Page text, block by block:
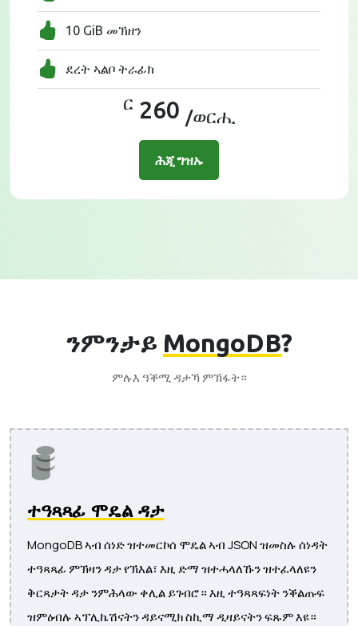
10 GiB መኽዘን
ደረት ኣልቦ ትራፊክ
ር 260 /ወርሒ
ሕጂ ግዝኡ
ንምንታይ MongoDB?
ምሉእ ዓቕሚ ዳታኻ ምኽፋት።
ተዓጻጻፊ ሞዴል ዳታ
MongoDB ኣብ ሰነድ ዝተመርኮሰ ሞዴል ኣብ JSON ዝመስሉ ሰነዳት
ተዓጻጻፊ ምኽዛን ዳታ የኽእል፣ እዚ ድማ ዝተሓላለኹን ዝተፈላለዩን
ቅርጻታት ዳታ ንምሕላው ቀሊል ይገብሮ። እዚ ተዓጻጻፍነት ንቕልጡፍ
ዝምዕብሉ ኣፕሊኬሽናትን ዳይናሚክ ስኪማ ዲዛይናትን ፍጹም እዩ።